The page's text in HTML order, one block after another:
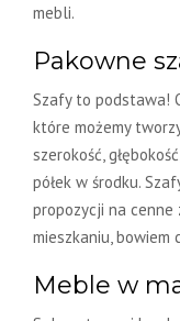
mebli.
Pakowne
Szafy to podstawa!
które możemy
szerokość,
półek w środku.
propozycji na cenne
mieszkaniu, bowiem
Meble w